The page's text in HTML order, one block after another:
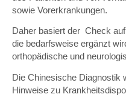
sowie Vorerkrankungen.
Daher basiert der Check
die bedarfsweise ergänzt
orthopädische und
Die Chinesische Diagnostik
Hinweise zu